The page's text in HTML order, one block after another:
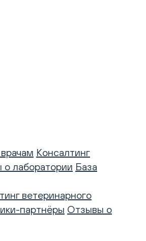
Консалтинг
лаборатории База
ветеринарного
партнёры Отзывы о